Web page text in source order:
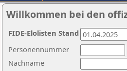
Willkommen bei den
Nachname
Personennummer
FIDE-Elolisten Stand